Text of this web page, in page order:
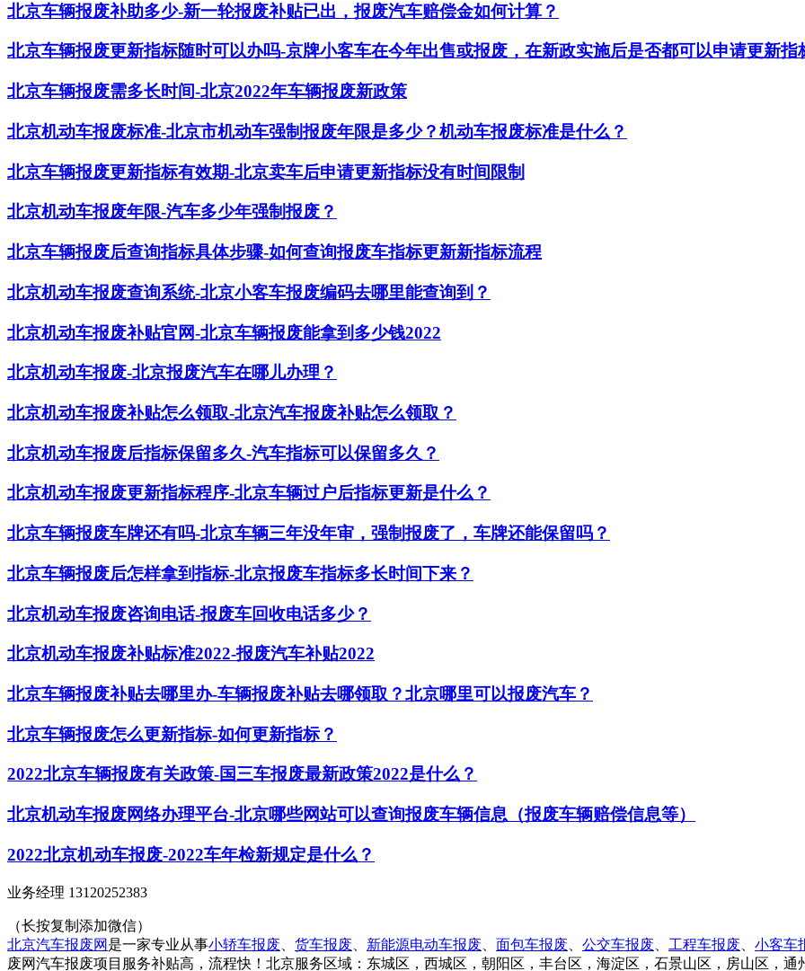
北京车辆报废补助多少-新一轮报废补贴已出，报废汽车赔偿金如何计算？
北京车辆报废更新指标随时可以办吗-京牌小客车在今年出售或报废，在新政实施后是否都可以申请更新指
北京车辆报废需多长时间-北京2022年车辆报废新政策
北京机动车报废标准-北京市机动车强制报废年限是多少？机动车报废标准是什么？
北京车辆报废更新指标有效期-北京卖车后申请更新指标没有时间限制
北京机动车报废年限-汽车多少年强制报废？
北京车辆报废后查询指标具体步骤-如何查询报废车指标更新新指标流程
北京机动车报废查询系统-北京小客车报废编码去哪里能查询到？
北京机动车报废补贴官网-北京车辆报废能拿到多少钱2022
北京机动车报废-北京报废汽车在哪儿办理？
北京机动车报废补贴怎么领取-北京汽车报废补贴怎么领取？
北京机动车报废后指标保留多久-汽车指标可以保留多久？
北京机动车报废更新指标程序-北京车辆过户后指标更新是什么？
北京车辆报废车牌还有吗-北京车辆三年没年审，强制报废了，车牌还能保留吗？
北京车辆报废后怎样拿到指标-北京报废车指标多长时间下来？
北京机动车报废咨询电话-报废车回收电话多少？
北京机动车报废补贴标准2022-报废汽车补贴2022
北京车辆报废补贴去哪里办-车辆报废补贴去哪领取？北京哪里可以报废汽车？
北京车辆报废怎么更新指标-如何更新指标？
2022北京车辆报废有关政策-国三车报废最新政策2022是什么？
北京机动车报废网络办理平台-北京哪些网站可以查询报废车辆信息（报废车辆赔偿信息等）
2022北京机动车报废-2022车年检新规定是什么？
业务经理 13120252383
（长按复制添加微信）
北京汽车报废网 是一家专业从事小轿车报废 货车报废 新能源电动车报废 面包车报废 公交车报废 工程车报废
小客车
废网汽车报废项目服务补贴高，流程快！北京服务区域：东城区，西城区，朝阳区，丰台区，海淀区，石景山区，房山区，